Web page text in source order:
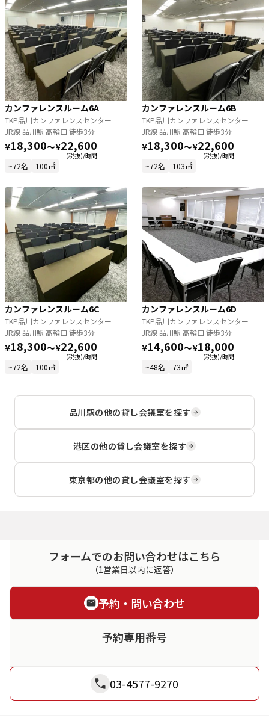
カンファレンスルーム6A
TKP品川カンファレンスセンター
JR線 品川駅 高輪口 徒歩3分
¥18,300〜¥22,600
(税抜)/時間
~72名 100㎡
カンファレンスルーム6B
TKP品川カンファレンスセンター
JR線 品川駅 高輪口 徒歩3分
¥18,300〜¥22,600
(税抜)/時間
~72名 103㎡
カンファレンスルーム6C
TKP品川カンファレンスセンター
JR線 品川駅 高輪口 徒歩3分
¥18,300〜¥22,600
(税抜)/時間
~72名 100㎡
カンファレンスルーム6D
TKP品川カンファレンスセンター
JR線 品川駅 高輪口 徒歩3分
¥14,600〜¥18,000
(税抜)/時間
~48名 73㎡
品川駅の他の貸し会議室を探す
港区の他の貸し会議室を探す
東京都の他の貸し会議室を探す
フォームでのお問い合わせはこちら
（1営業日以内に返答）
予約・問い合わせ
予約専用番号
03-4577-9270